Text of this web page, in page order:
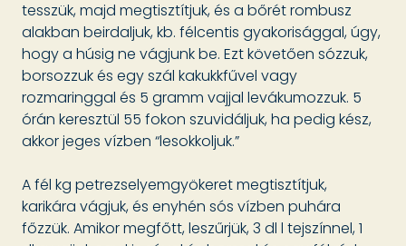
tesszük, majd megtisztítjuk, és a bőrét rombusz
alakban beirdaljuk, kb. félcentis gyakorisággal, úgy,
hogy a húsig ne vágjunk be. Ezt követően sózzuk,
borsozzuk és egy szál kakukkfűvel vagy
rozmaringgal és 5 gramm vajjal levákumozzuk. 5
órán keresztül 55 fokon szuvidáljuk, ha pedig kész,
akkor jeges vízben “lesokkoljuk.”
A fél kg petrezselyemgyökeret megtisztítjuk,
karikára vágjuk, és enyhén sós vízben puhára
főzzük. Amikor megfőtt, leszűrjük, 3 dl l tejszínnel, 1